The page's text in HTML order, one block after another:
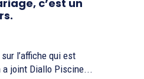
c’est un
l’affiche qui est
a joint Diallo Piscine...